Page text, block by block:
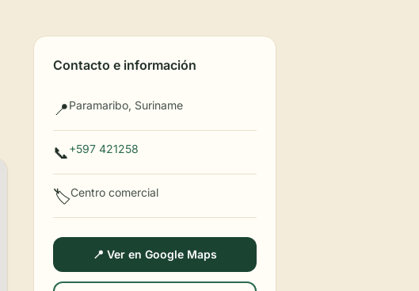
Contacto e información
📍Paramaribo, Suriname
📞+597 421258
🏷️Centro comercial
📍 Ver en Google Maps